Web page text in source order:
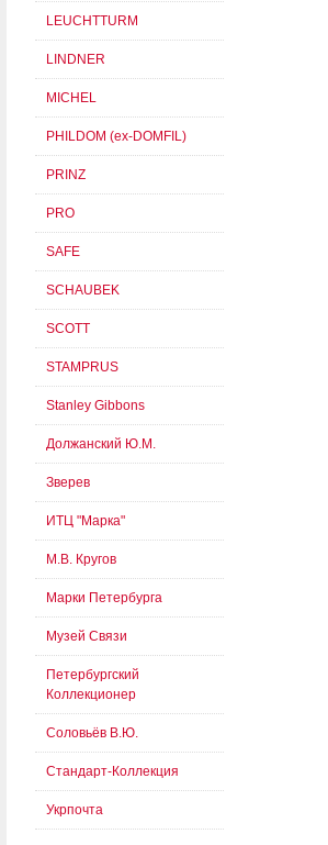
LEUCHTTURM
LINDNER
MICHEL
PHILDOM (ex-DOMFIL)
PRINZ
PRO
SAFE
SCHAUBEK
SCOTT
STAMPRUS
Stanley Gibbons
Должанский Ю.М.
Зверев
ИТЦ "Марка"
М.В. Кругов
Марки Петербурга
Музей Связи
Петербургский
Коллекционер
Соловьёв В.Ю.
Стандарт-Коллекция
Укрпочта